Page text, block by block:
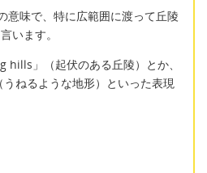
味で、特に広範囲に渡って丘陵
います。
」（起伏のある丘陵）とか、
ねるような地形）といった表現